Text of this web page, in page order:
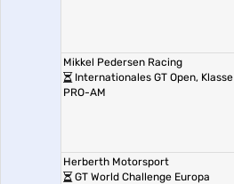
Mikkel Pedersen Racing
Internationales GT Open, Klasse
PRO-AM
Herberth Motorsport
GT World Challenge Europa